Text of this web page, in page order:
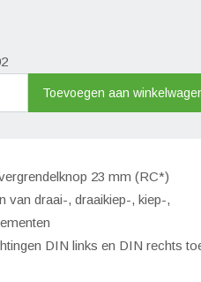
Toevoegen aan
23 mm (RC*)
van draai-, draaikiep-, kiep-,
DIN links en DIN rechts